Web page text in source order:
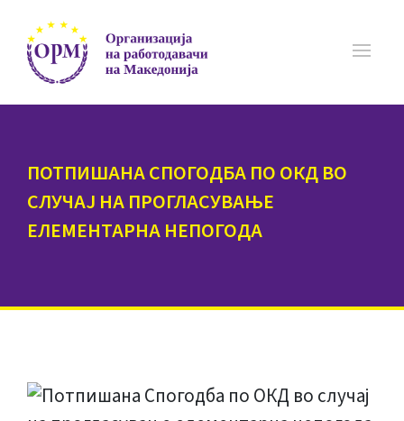
ПОТПИШАНА СПОГОДБА ПО ОКД ВО
СЛУЧАЈ НА ПРОГЛАСУВАЊЕ
ЕЛЕМЕНТАРНА НЕПОГОДА